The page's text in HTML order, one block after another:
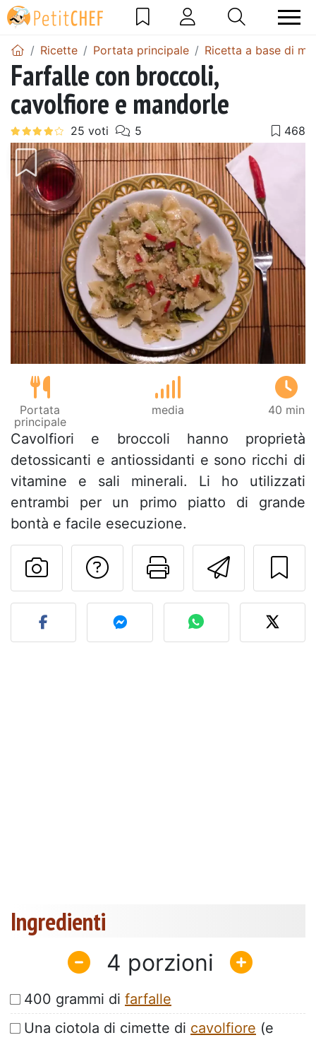
Ricette Portata principale Ricetta a base di
Farfalle con broccoli,
cavolfiore e mandorle
Portata
principale
media 40 min
Cavolfiori e broccoli hanno proprietà
detossicanti e antiossidanti e sono ricchi di
vitamine e sali minerali. Li ho utilizzati
entrambi per un primo piatto di grande
bontà e facile esecuzione.
Invia
Stampa la
Contatta l'autore
Pubblica la foto di
Ingredienti
4
400 grammi di farfalle
Una ciotola di cimette di cavolfiore (e